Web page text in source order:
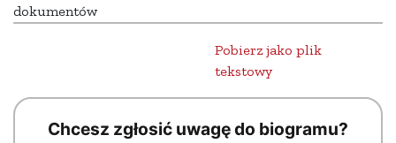
dokumentów
Pobierz jako plik
tekstowy
Chcesz zgłosić uwagę do biogramu?